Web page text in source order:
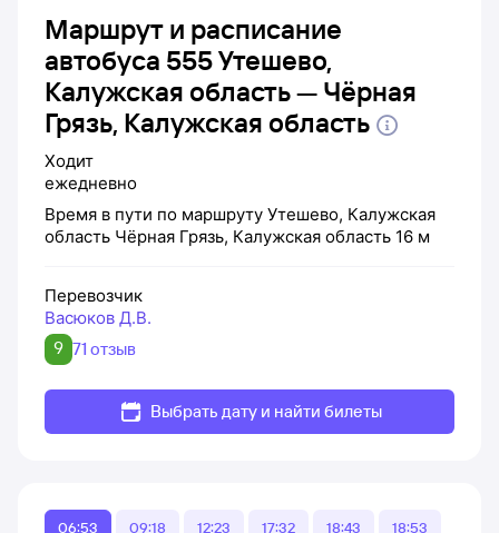
Маршрут и расписание
автобуса 555 Утешево,
Калужская область — Чёрная
Грязь, Калужская область
Ходит
ежедневно
Время в пути по маршруту Утешево, Калужская
область Чёрная Грязь, Калужская область 16 м
Перевозчик
Васюков Д.В.
9 71 отзыв
Выбрать дату и найти билеты
06:53 09:18 12:23 17:32 18:43 18:53